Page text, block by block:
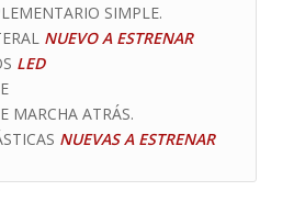
SIMPLE.
NUEVO A ESTRENAR
LED
MARCHA ATRÁS.
NUEVAS A ESTRENAR